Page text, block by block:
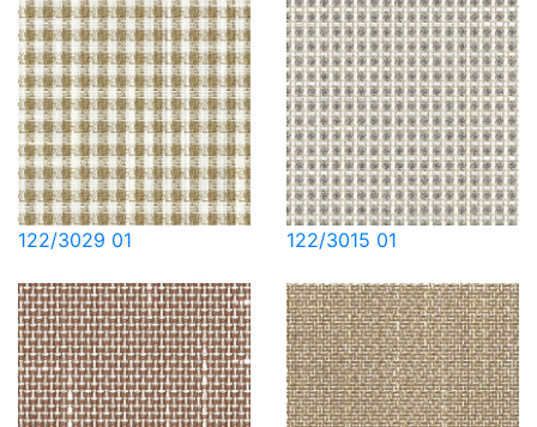
122/3029 01 122/3015 01